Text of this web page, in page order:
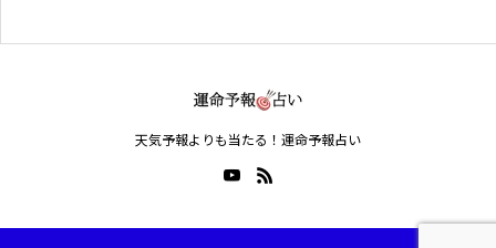
天気予報よりも当たる！運命予報占い